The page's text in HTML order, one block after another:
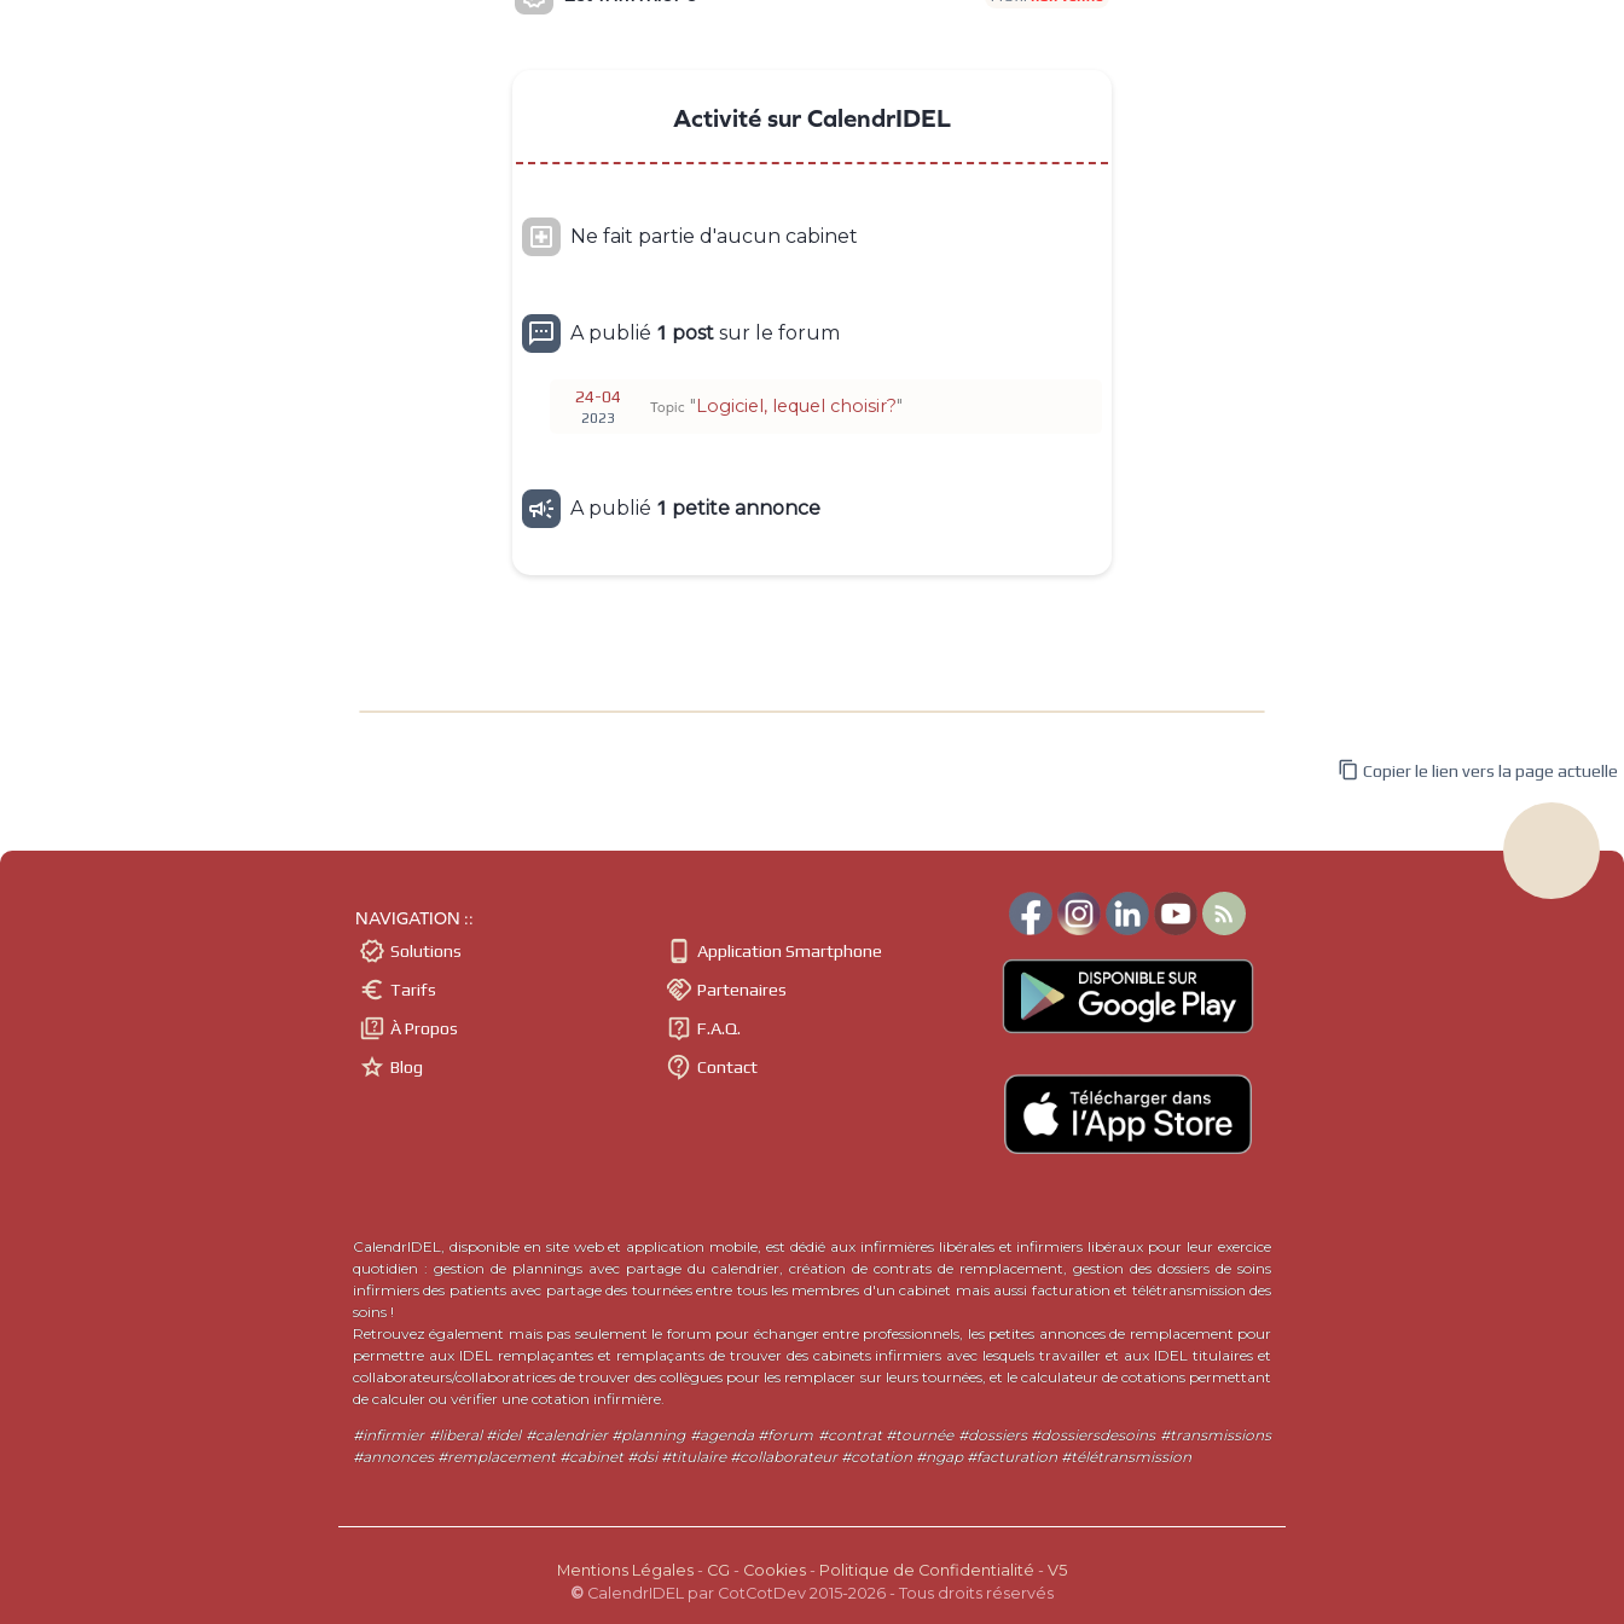
Activité sur CalendrIDEL
 Ne fait partie d'aucun cabinet
 A publié 1 post sur le forum
24-04
2023
Topic "Logiciel, lequel choisir?"
 A publié 1 petite annonce
 Copier le lien vers la page actuelle
NAVIGATION ::
 Solutions
 Tarifs
 À Propos
 Blog
 Application Smartphone
 Partenaires
 F.A.Q.
 Contact

CalendrIDEL, disponible en site web et application mobile, est dédié aux infirmières libérales et infirmiers libéraux pour leur exercice
quotidien : gestion de plannings avec partage du calendrier, création de contrats de remplacement, gestion des dossiers de soins
infirmiers des patients avec partage des tournées entre tous les membres d'un cabinet mais aussi facturation et télétransmission des
soins !
Retrouvez également mais pas seulement le forum pour échanger entre professionnels, les petites annonces de remplacement pour
permettre aux IDEL remplaçantes et remplaçants de trouver des cabinets infirmiers avec lesquels travailler et aux IDEL titulaires et
collaborateurs/collaboratrices de trouver des collègues pour les remplacer sur leurs tournées, et le calculateur de cotations permettant
de calculer ou vérifier une cotation infirmière.
#infirmier #liberal #idel #calendrier #planning #agenda #forum #contrat #tournée #dossiers #dossiersdesoins #transmissions
#annonces #remplacement #cabinet #dsi #titulaire #collaborateur #cotation #ngap #facturation #télétransmission
Mentions Légales - CG - Cookies - Politique de Confidentialité - V5
© CalendrIDEL par CotCotDev 2015-2026 - Tous droits réservés